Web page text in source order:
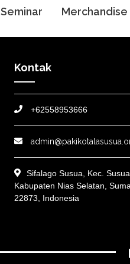
Seminar Merchandise
Kontak
+62558953666
Sifalago Susua, Kec. Susua,
Kabupaten Nias Selatan,
22873, Indonesia